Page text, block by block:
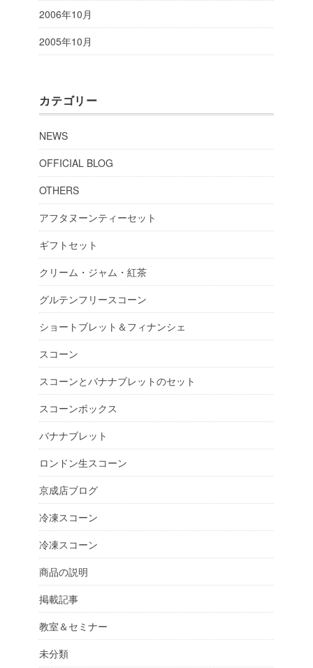
2006年10月
2005年10月
カテゴリー
NEWS
OFFICIAL BLOG
OTHERS
アフタヌーンティーセット
ギフトセット
クリーム・ジャム・紅茶
グルテンフリースコーン
ショートブレット＆フィナンシェ
スコーン
スコーンとバナナブレットのセット
スコーンボックス
バナナブレット
ロンドン生スコーン
京成店ブログ
冷凍スコーン
冷凍スコーン
商品の説明
掲載記事
教室＆セミナー
未分類